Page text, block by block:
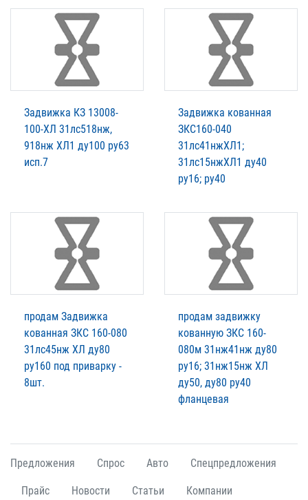
Задвижка КЗ 13008-
100-ХЛ 31лс518нж,
918нж ХЛ1 ду100 ру63
исп.7
Задвижка кованная
ЗКС160-040
31лс41нжХЛ1;
31лс15нжХЛ1 ду40
ру16; ру40
продам Задвижка
кованная ЗКС 160-080
31лс45нж ХЛ ду80
ру160 под приварку -
8шт.
продам задвижку
кованную ЗКС 160-
080м 31нж41нж ду80
ру16; 31нж15нж ХЛ
ду50, ду80 ру40
фланцевая
Предложения Спрос Авто Спецпредложения
Прайс Новости Статьи Компании